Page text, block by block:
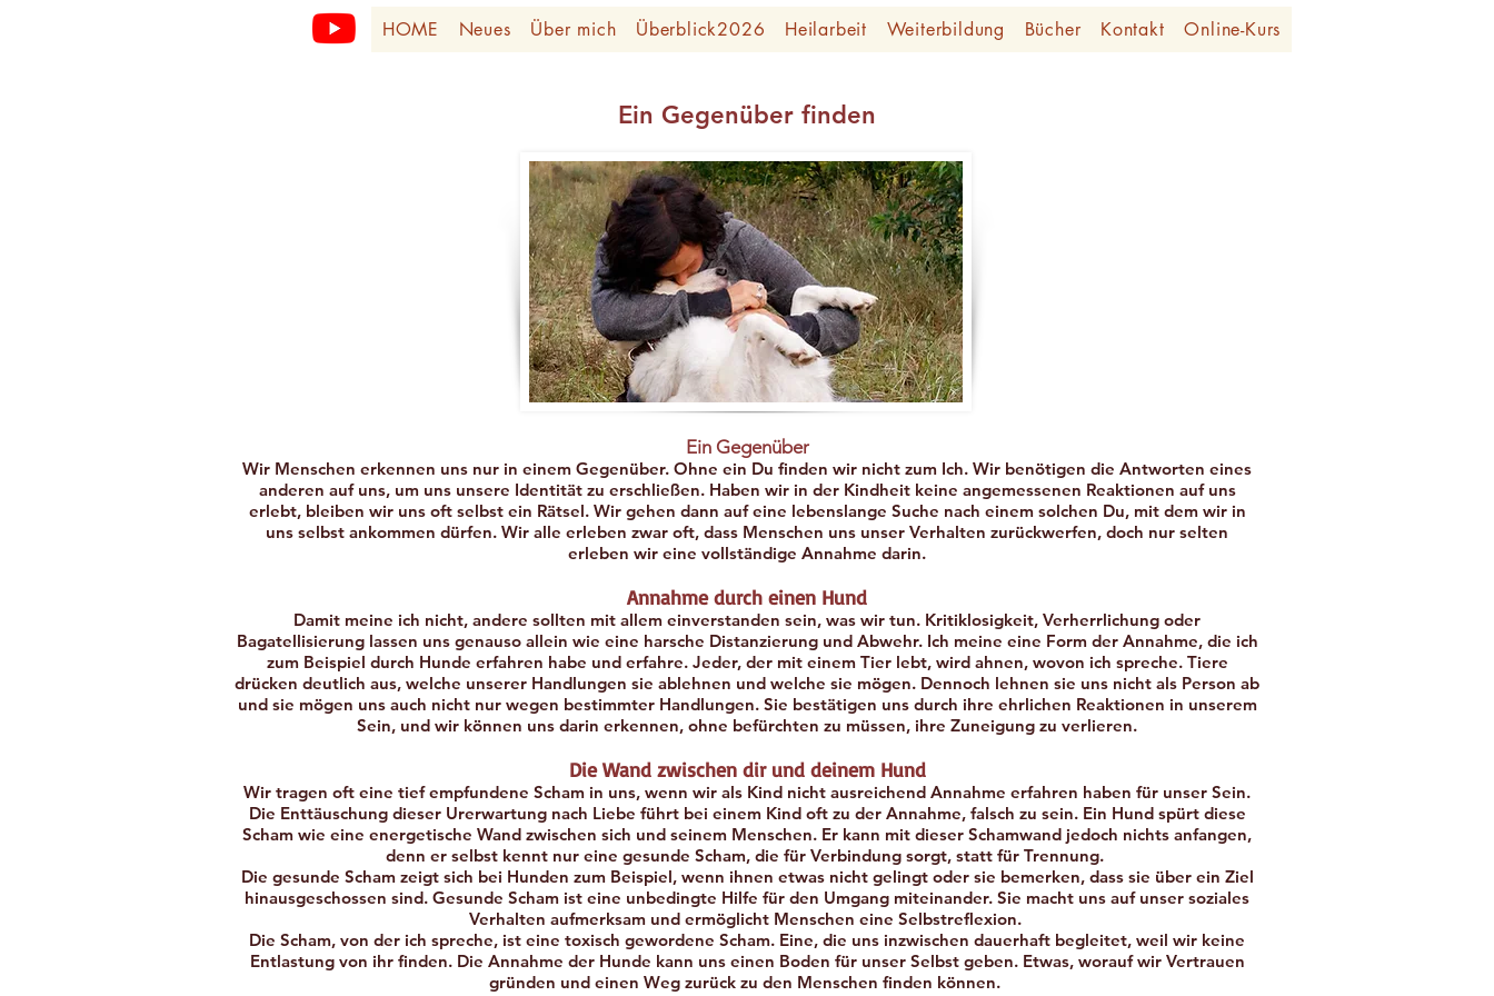
HOME Neues Über mich Überblick2026 Heilarbeit Weiterbildung Bücher Kontakt Online-Kurs
Ein Gegenüber finden
Ein Gegenüber
Wir Menschen erkennen uns nur in einem Gegenüber. Ohne ein Du finden wir nicht zum Ich. Wir benötigen die Antworten eines
anderen auf uns, um uns unsere Identität zu erschließen. Haben wir in der Kindheit keine angemessenen Reaktionen auf uns
erlebt, bleiben wir uns oft selbst ein Rätsel. Wir gehen dann auf eine lebenslange Suche nach einem solchen Du, mit dem wir in
uns selbst ankommen dürfen. Wir alle erleben zwar oft, dass Menschen uns unser Verhalten zurückwerfen, doch nur selten
erleben wir eine vollständige Annahme darin.
Annahme durch einen Hund
Damit meine ich nicht, andere sollten mit allem einverstanden sein, was wir tun. Kritiklosigkeit, Verherrlichung oder
Bagatellisierung lassen uns genauso allein wie eine harsche Distanzierung und Abwehr. Ich meine eine Form der Annahme, die ich
zum Beispiel durch Hunde erfahren habe und erfahre. Jeder, der mit einem Tier lebt, wird ahnen, wovon ich spreche. Tiere
drücken deutlich aus, welche unserer Handlungen sie ablehnen und welche sie mögen. Dennoch lehnen sie uns nicht als Person ab
und sie mögen uns auch nicht nur wegen bestimmter Handlungen. Sie bestätigen uns durch ihre ehrlichen Reaktionen in unserem
Sein, und wir können uns darin erkennen, ohne befürchten zu müssen, ihre Zuneigung zu verlieren.
Die Wand zwischen dir und deinem Hund
Wir tragen oft eine tief empfundene Scham in uns, wenn wir als Kind nicht ausreichend Annahme erfahren haben für unser Sein.
Die Enttäuschung dieser Urerwartung nach Liebe führt bei einem Kind oft zu der Annahme, falsch zu sein. Ein Hund spürt diese
Scham wie eine energetische Wand zwischen sich und seinem Menschen. Er kann mit dieser Schamwand jedoch nichts anfangen,
denn er selbst kennt nur eine gesunde Scham, die für Verbindung sorgt, statt für Trennung.
Die gesunde Scham zeigt sich bei Hunden zum Beispiel, wenn ihnen etwas nicht gelingt oder sie bemerken, dass sie über ein Ziel
hinausgeschossen sind. Gesunde Scham ist eine unbedingte Hilfe für den Umgang miteinander. Sie macht uns auf unser soziales
Verhalten aufmerksam und ermöglicht Menschen eine Selbstreflexion.
Die Scham, von der ich spreche, ist eine toxisch gewordene Scham. Eine, die uns inzwischen dauerhaft begleitet, weil wir keine
Entlastung von ihr finden. Die Annahme der Hunde kann uns einen Boden für unser Selbst geben. Etwas, worauf wir Vertrauen
gründen und einen Weg zurück zu den Menschen finden können.